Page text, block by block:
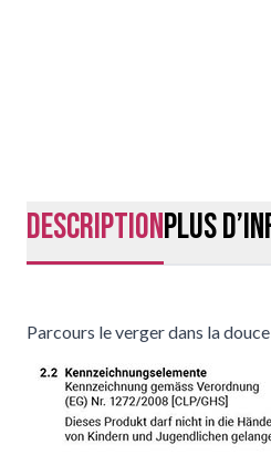
DescriptionPlus
Parcours le verger dans la